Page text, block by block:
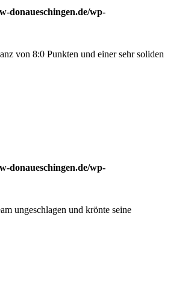
donaueschingen.de/wp-
von 8:0 Punkten und einer sehr soliden
donaueschingen.de/wp-
ungeschlagen und krönte seine